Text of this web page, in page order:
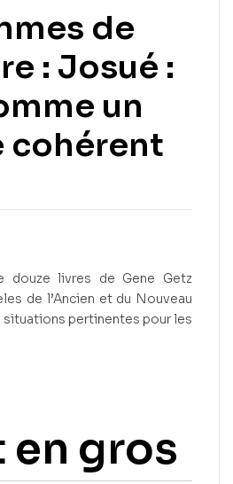
de
: Josué :
un
cohérent
douze livres de Gene Getz
de l’Ancien et du Nouveau
situations pertinentes pour les
en gros